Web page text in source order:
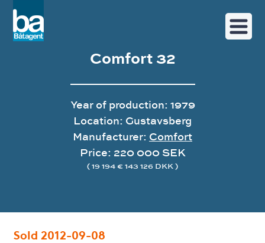
Comfort 32
Year of production: 1979
Location: Gustavsberg
Manufacturer: Comfort
Price: 220 000 SEK
( 19 194 € 143 126 DKK )
Sold 2012-09-08